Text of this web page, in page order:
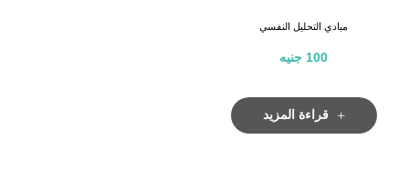
مبادي التحليل النفسي
100 جنيه
قراءة المزيد